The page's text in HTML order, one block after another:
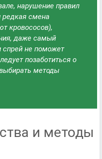
нарушение правил
редкая смена
кровососов),
даже самый
не поможет
позаботиться о
методы
и методы